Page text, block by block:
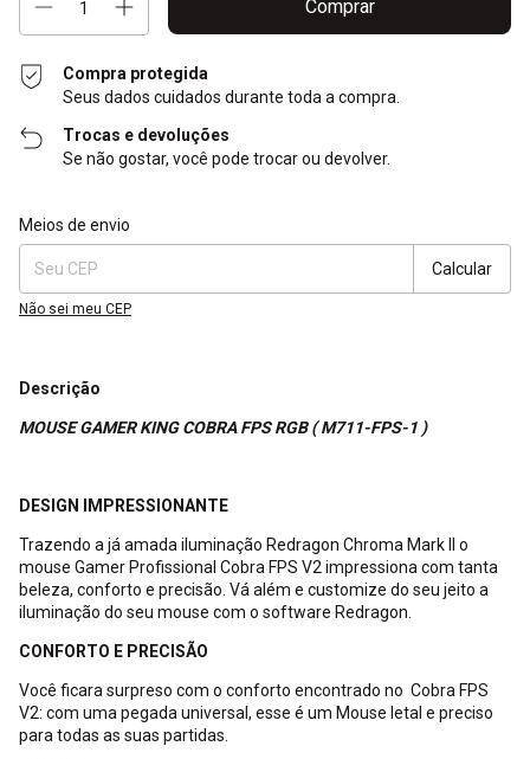
Compra protegida
Seus dados cuidados durante toda a compra.
Trocas e devoluções
Se não gostar, você pode trocar ou devolver.
Entregas para o CEP:
Meios de envio
Calcular
Não sei meu CEP
Descrição
MOUSE GAMER KING COBRA FPS RGB ( M711-FPS-1 )
DESIGN IMPRESSIONANTE
Trazendo a já amada iluminação Redragon Chroma Mark II o
mouse Gamer Profissional Cobra FPS V2 impressiona com tanta
beleza, conforto e precisão. Vá além e customize do seu jeito a
iluminação do seu mouse com o software Redragon.
CONFORTO E PRECISÃO
Você ficara surpreso com o conforto encontrado no Cobra FPS
V2: com uma pegada universal, esse é um Mouse letal e preciso
para todas as suas partidas.